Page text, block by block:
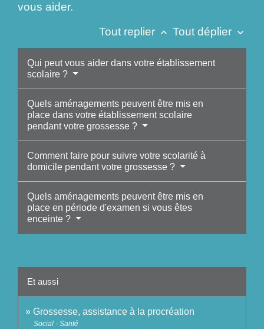
vous aider.
Tout replier keyboard_arrow_up Tout déplier keyboard_arrow_down
Qui peut vous aider dans votre établissement
scolaire ?
Quels aménagements peuvent être mis en
place dans votre établissement scolaire
pendant votre grossesse ?
Comment faire pour suivre votre scolarité à
domicile pendant votre grossesse ?
Quels aménagements peuvent être mis en
place en période d'examen si vous êtes
enceinte ?
Et aussi
Grossesse, assistance à la procréation
Social - Santé